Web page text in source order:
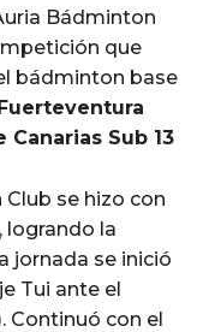
Bádminton
que
bádminton base
Sub 13
se hizo con
logrando la
jornada se inició
Tui ante el
Continuó con el